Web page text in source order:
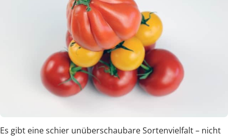
Es gibt eine schier unüberschaubare Sortenvielfalt – nicht